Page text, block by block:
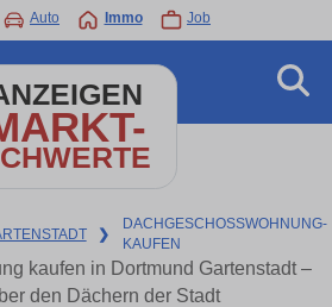
Auto Immo Job
❯
DACHGESCHOSSWOHNUNG-
KAUFEN
kaufen in Dortmund Gartenstadt –
den Dächern der Stadt